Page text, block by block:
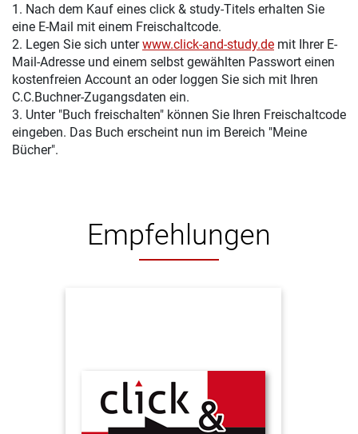
1. Nach dem Kauf eines click & study-Titels erhalten Sie
eine E-Mail mit einem Freischaltcode.
2. Legen Sie sich unterwww.click-and-study.de mit Ihrer E-
Mail-Adresse und einem selbst gewählten Passwort einen
kostenfreien Account an oder loggen Sie sich mit Ihren
C.C.Buchner-Zugangsdaten ein.
3. Unter "Buch freischalten" können Sie Ihren Freischaltcode
eingeben. Das Buch erscheint nun im Bereich "Meine
Bücher".
Empfehlungen